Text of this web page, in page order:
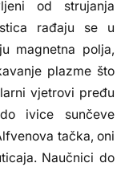
od strujanja
rađaju se u
magnetna polja,
plazme što
vjetrovi pređu
ivice sunčeve
tačka, oni
Naučnici do